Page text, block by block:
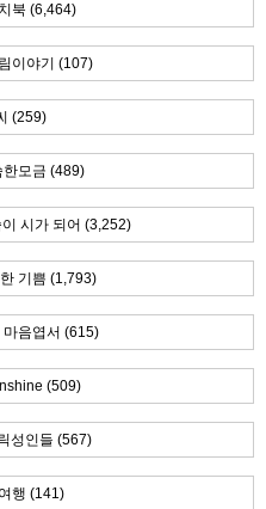
북 (6,464)
이야기 (107)
(259)
모금 (489)
시가 되어 (3,252)
기쁨 (1,793)
음엽서 (615)
(509)
성인들 (567)
행 (141)